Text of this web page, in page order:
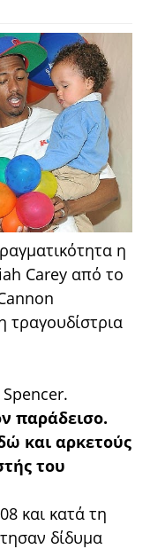
η
Carey από το
τραγουδίστρια
παράδεισο.
και αρκετούς
του
και κατά τη
δίδυμα